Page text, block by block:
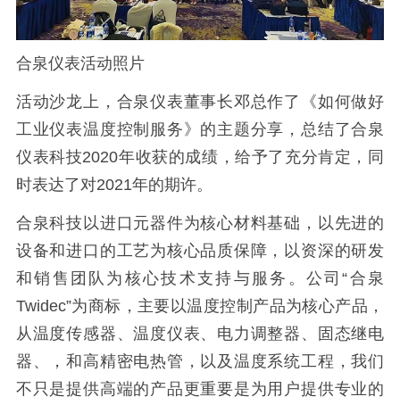
合泉仪表活动照片
活动沙龙上，合泉仪表董事长邓总作了《如何做好
工业仪表温度控制服务》的主题分享，总结了合泉
仪表科技2020年收获的成绩，给予了充分肯定，同
时表达了对2021年的期许。
合泉科技以进口元器件为核心材料基础，以先进的
设备和进口的工艺为核心品质保障，以资深的研发
和销售团队为核心技术支持与服务。公司“合泉
Twidec”为商标，主要以温度控制产品为核心产品，
从温度传感器、温度仪表、电力调整器、固态继电
器、，和高精密电热管，以及温度系统工程，我们
不只是提供高端的产品更重要是为用户提供专业的